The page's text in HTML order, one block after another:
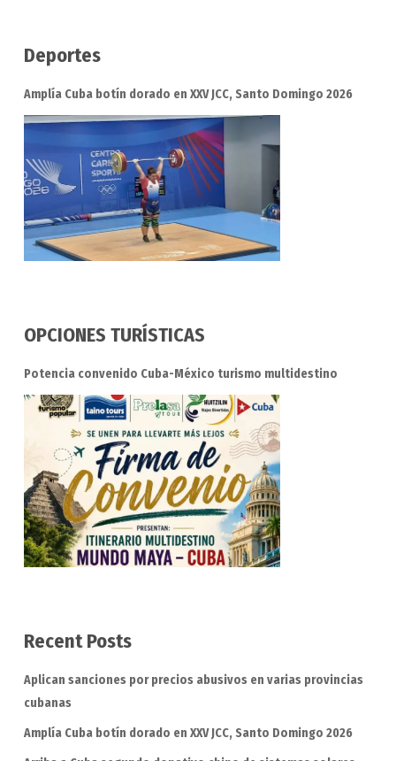
Deportes
Amplía Cuba botín dorado en XXV JCC, Santo Domingo 2026
OPCIONES TURÍSTICAS
Potencia convenido Cuba-México turismo multidestino
Recent Posts
Aplican sanciones por precios abusivos en varias provincias
cubanas
Amplía Cuba botín dorado en XXV JCC, Santo Domingo 2026